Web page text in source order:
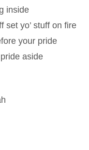
inside
set yo’ stuff on fire
your pride
aside